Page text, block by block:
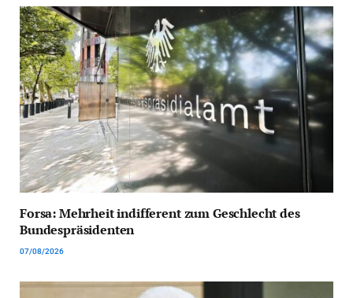
Forsa: Mehrheit indifferent zum Geschlecht des
Bundespräsidenten
07/08/2026